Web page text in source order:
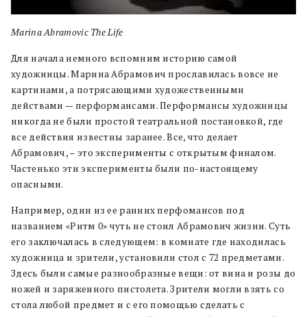
Marina Abramovic The Life
Для начала немного вспомним историю самой
художницы. Марина Абрамович прославилась вовсе не
картинами, а потрясающими художественными
действами — перформансами. Перформансы художницы
никогда не были простой театральной постановкой, где
все действия известны заранее. Все, что делает
Абрамович, – это эксперименты с открытым финалом.
Частенько эти эксперименты были по-настоящему
опасными.
Например, один из ее ранних перфомансов под
названием «Ритм 0» чуть не стоил Абрамович жизни. Суть
его заключалась в следующем: в комнате где находилась
художница и зрители, установили стол с 72 предметами.
Здесь были самые разнообразные вещи: от вина и розы до
ножей и заряженного пистолета. Зрители могли взять со
стола любой предмет и с его помощью сделать с